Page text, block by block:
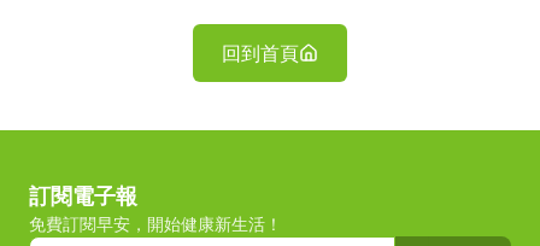
回到首頁
訂閱電子報
免費訂閱早安，開始健康新生活！